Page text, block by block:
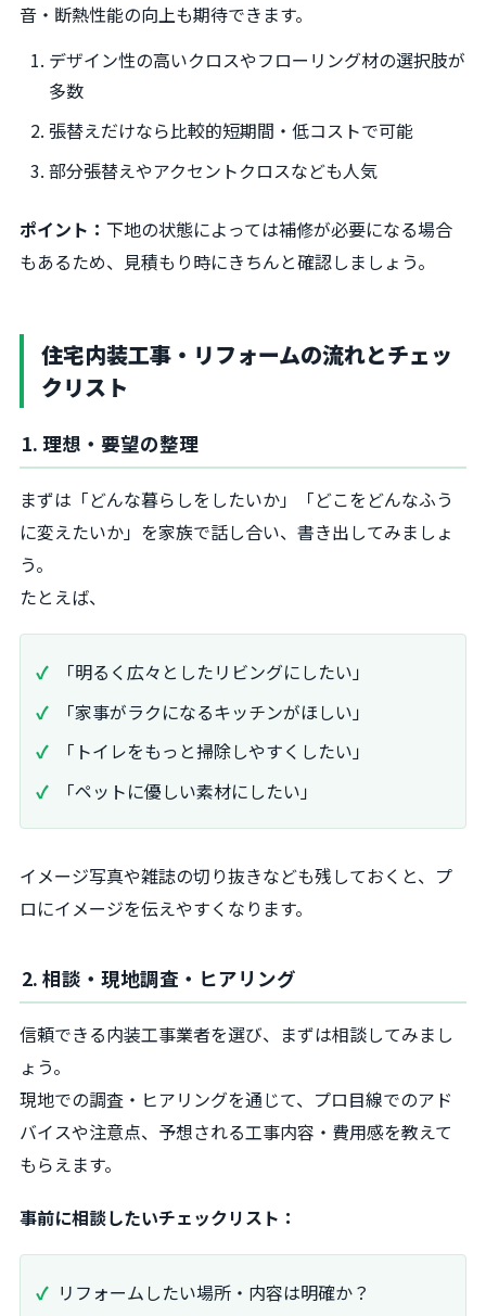
音・断熱性能の向上も期待できます。
デザイン性の高いクロスやフローリング材の選択肢が
多数
張替えだけなら比較的短期間・低コストで可能
部分張替えやアクセントクロスなども人気
ポイント： 下地の状態によっては補修が必要になる場合
もあるため、見積もり時にきちんと確認しましょう。
住宅内装工事・リフォームの流れとチェッ
クリスト
1. 理想・要望の整理
まずは「どんな暮らしをしたいか」「どこをどんなふう
に変えたいか」を家族で話し合い、書き出してみましょ
う。
たとえば、
「明るく広々としたリビングにしたい」
「家事がラクになるキッチンがほしい」
「トイレをもっと掃除しやすくしたい」
「ペットに優しい素材にしたい」
イメージ写真や雑誌の切り抜きなども残しておくと、プ
ロにイメージを伝えやすくなります。
2. 相談・現地調査・ヒアリング
信頼できる内装工事業者を選び、まずは相談してみまし
ょう。
現地での調査・ヒアリングを通じて、プロ目線でのアド
バイスや注意点、予想される工事内容・費用感を教えて
もらえます。
事前に相談したいチェックリスト：
リフォームしたい場所・内容は明確か？